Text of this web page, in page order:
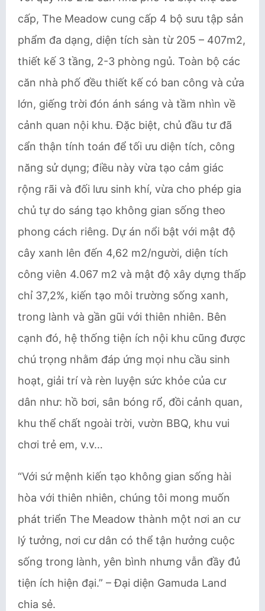
cấp, The Meadow cung cấp 4 bộ sưu tập sản
phẩm đa dạng, diện tích sàn từ 205 – 407m2,
thiết kế 3 tầng, 2-3 phòng ngủ. Toàn bộ các
căn nhà phố đều thiết kế có ban công và cửa
lớn, giếng trời đón ánh sáng và tầm nhìn về
cảnh quan nội khu. Đặc biệt, chủ đầu tư đã
cẩn thận tính toán để tối ưu diện tích, công
năng sử dụng; điều này vừa tạo cảm giác
rộng rãi và đối lưu sinh khí, vừa cho phép gia
chủ tự do sáng tạo không gian sống theo
phong cách riêng. Dự án nổi bật với mật độ
cây xanh lên đến 4,62 m2/người, diện tích
công viên 4.067 m2 và mật độ xây dựng thấp
chỉ 37,2%, kiến tạo môi trường sống xanh,
trong lành và gần gũi với thiên nhiên. Bên
cạnh đó, hệ thống tiện ích nội khu cũng được
chú trọng nhằm đáp ứng mọi nhu cầu sinh
hoạt, giải trí và rèn luyện sức khỏe của cư
dân như: hồ bơi, sân bóng rổ, đồi cảnh quan,
khu thể chất ngoài trời, vườn BBQ, khu vui
chơi trẻ em, v.v…
“Với sứ mệnh kiến tạo không gian sống hài
hòa với thiên nhiên, chúng tôi mong muốn
phát triển The Meadow thành một nơi an cư
lý tưởng, nơi cư dân có thể tận hưởng cuộc
sống trong lành, yên bình nhưng vẫn đầy đủ
tiện ích hiện đại.” – Đại diện Gamuda Land
chia sẻ.